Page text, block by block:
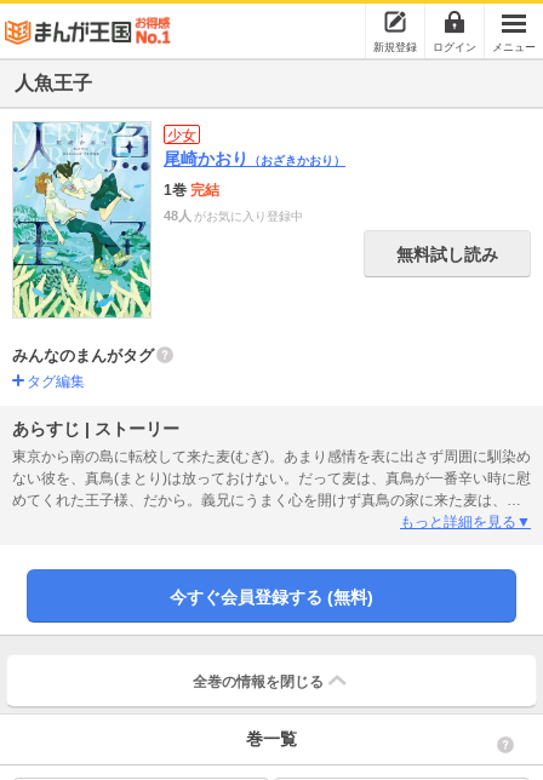
新規登録 ログイン メニュー
人魚王子
少女
尾崎かおり （おざきかおり）
1巻 完結
48人 がお気に入り登録中
無料試し読み
みんなのまんがタグ
タグ編集
あらすじ | ストーリー
東京から南の島に転校して来た麦(むぎ)。あまり感情を表に出さず周囲に馴染め
ない彼を、真鳥(まとり)は放っておけない。だって麦は、真鳥が一番辛い時に慰
めてくれた王子様、だから。義兄にうまく心を開けず真鳥の家に来た麦は、お
ばあから願いを叶えてくれるという人魚の噂を聞き……。表題作ほか、複雑な
子との交流「ゆきの日」を含む三篇を収録。尾崎かおりが描く、心に沁み入る
もっと詳細を見る▼
今すぐ会員登録する (無料)
全巻の情報を 閉じる
巻一覧